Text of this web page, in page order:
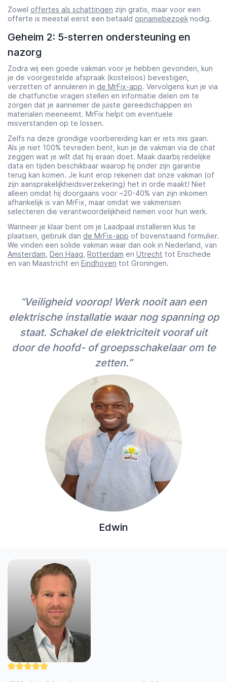
Zowel offertes als schattingen zijn gratis, maar voor een
offerte is meestal eerst een betaald opnamebezoek nodig.
Geheim 2: 5-sterren ondersteuning en
nazorg
Zodra wij een goede vakman voor je hebben gevonden, kun
je de voorgestelde afspraak (kosteloos) bevestigen,
verzetten of annuleren in de MrFix-app. Vervolgens kun je via
de chatfunctie vragen stellen en informatie delen om te
zorgen dat je aannemer de juiste gereedschappen en
materialen meeneemt. MrFix helpt om eventuele
misverstanden op te lossen.
Zelfs na deze grondige voorbereiding kan er iets mis gaan.
Als je niet 100% tevreden bent, kun je de vakman via de chat
zeggen wat je wilt dat hij eraan doet. Maak daarbij redelijke
data en tijden beschikbaar waarop hij onder zijn garantie
terug kan komen. Je kunt erop rekenen dat onze vakman (of
zijn aansprakelijkheidsverzekering) het in orde maakt! Niet
alleen omdat hij doorgaans voor ~20-40% van zijn inkomen
afhankelijk is van MrFix, maar omdat we vakmensen
selecteren die verantwoordelijkheid nemen voor hun werk.
Wanneer je klaar bent om je Laadpaal installeren klus te
plaatsen, gebruik dan de MrFix-app of bovenstaand formulier.
We vinden een solide vakman waar dan ook in Nederland, van
Amsterdam Den Haag Rotterdam en Utrecht tot Enschede
en van Maastricht en Eindhoven tot Groningen.
“Veiligheid voorop! Werk nooit aan een
elektrische installatie waar nog spanning op
staat. Schakel de elektriciteit vooraf uit
door de hoofd- of groepsschakelaar om te
zetten.”
Edwin
"Nick werkt zorgvuldig en professioneel. Hij
heeft mijn uitdagende cv-klus uitstekend